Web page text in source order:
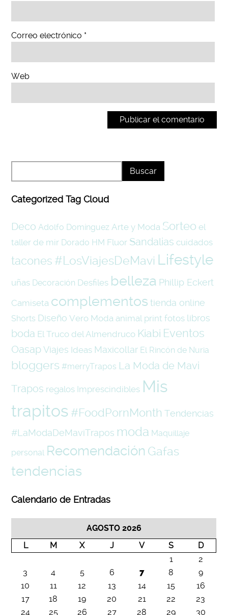
Correo electrónico *
Web
Categorized Tag Cloud
Deco Adolfo Domínguez Arte y Moda Sorteo el
taller de mir Dorado HM Fluor Sandalias cuidados
tacones #LosViajesDeMavi Lifestyle
uñas Decoración Desfiles belleza Phillip Eckert
Camiseta complementos tienda online
Shorts Diseño Vero Moda animal print fotos libros
boda El Truco del Almendruco Kiabi Eventos
Oasap Viajes Ideas Maxicollar El Rincón de Nuria
bloggers #merryTrapos La Moda de Mavi
Trapos regalos Imprescindibles Mis
trapitos #FoodPornMonth Tendencias
#LaModaDeMaviTrapos moda Maquillaje
personal Recomendación Gafas
tendencias
Calendario de Entradas
AGOSTO 2026
L
M X J V S
D
1
2
3
4 5 6 7 8
9
10
11 12 13 14 15
16
17
18 19 20 21 22
23
24
25 26 27 28 29 30